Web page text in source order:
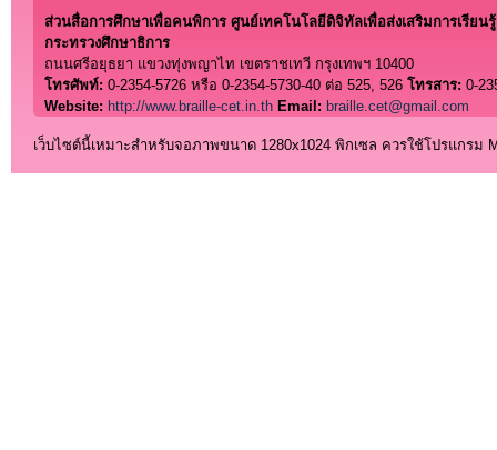
ส่วนสื่อการศึกษาเพื่อคนพิการ ศูนย์เทคโนโลยีดิจิทัลเพื่อส่งเสริมการเรียนรู้
กระทรวงศึกษาธิการ
ถนนศรีอยุธยา แขวงทุ่งพญาไท เขตราชเทวี กรุงเทพฯ 10400
โทรศัพท์: 0-2354-5726 หรือ 0-2354-5730-40 ต่อ 525, 526 โทรสาร: 0-
Website: http://www.braille-cet.in.th Email: braille.cet@gmail.com
เว็บไซต์นี้เหมาะสำหรับจอภาพขนาด 1280x1024 พิกเซล ควรใช้โปรแกรม